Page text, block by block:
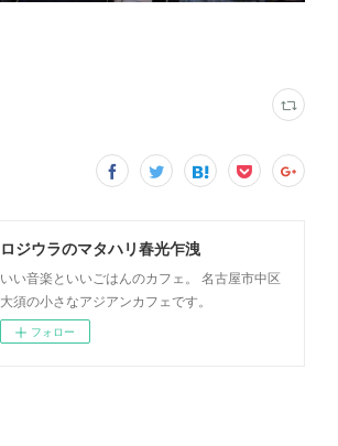
ロジウラのマタハリ春光乍洩
いい音楽といいごはんのカフェ。 名古屋市中区
大須の小さなアジアンカフェです。
フォロー